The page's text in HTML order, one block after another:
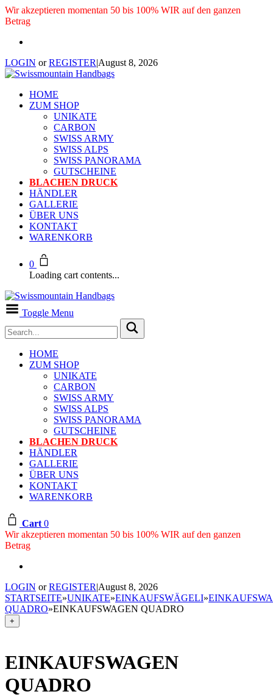
Wir akzeptieren momentan 50 bis 100% WIR auf den ganzen
Betrag
LOGIN orREGISTER|August 8, 2026
HOME
ZUM SHOP
UNIKATE
CARBON
SWISS ARMY
SWISS ALPS
SWISS PANORAMA
GUTSCHEINE
BLACHEN DRUCK
HÄNDLER
GALLERIE
ÜBER UNS
KONTAKT
WARENKORB
0
Loading cart contents...
Toggle Menu
HOME
ZUM SHOP
UNIKATE
CARBON
SWISS ARMY
SWISS ALPS
SWISS PANORAMA
GUTSCHEINE
BLACHEN DRUCK
HÄNDLER
GALLERIE
ÜBER UNS
KONTAKT
WARENKORB
Cart 0
Wir akzeptieren momentan 50 bis 100% WIR auf den ganzen
Betrag
LOGIN orREGISTER|August 8, 2026
STARTSEITE»UNIKATE»EINKAUFSWÄGELI»
QUADRO»EINKAUFSWAGEN QUADRO
+
EINKAUFSWAGEN
QUADRO